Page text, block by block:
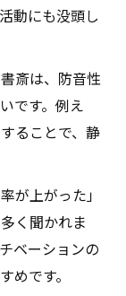
動にも没頭し
斎は、防音性
です。例え
ることで、静
が上がった」
く聞かれま
ベーションの
めです。